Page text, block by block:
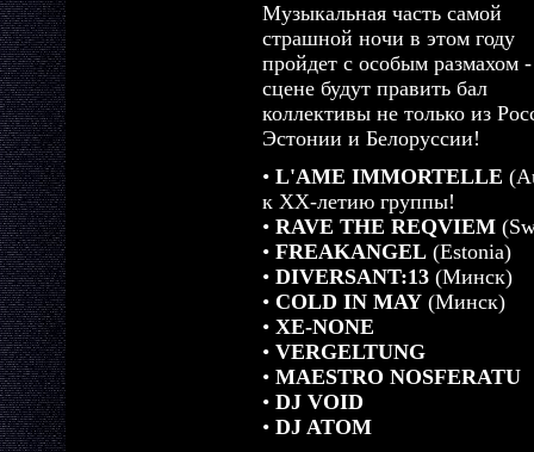
Музыкальная часть самой
страшной ночи в этом году
пройдет с особым размахом
сцене будут править бал
коллективы не только из
Эстонии и Белоруссии!
• L'AME IMMORTELLE
к XX-летию группы!
• RAVE THE REQVIEM
• FREAKANGEL (Estonia)
• DIVERSANT:13 (Минск)
• COLD IN MAY (Минск)
• XE-NONE
• VERGELTUNG
• MAESTRO NOSFERATU
• DJ VOID
• DJ ATOM